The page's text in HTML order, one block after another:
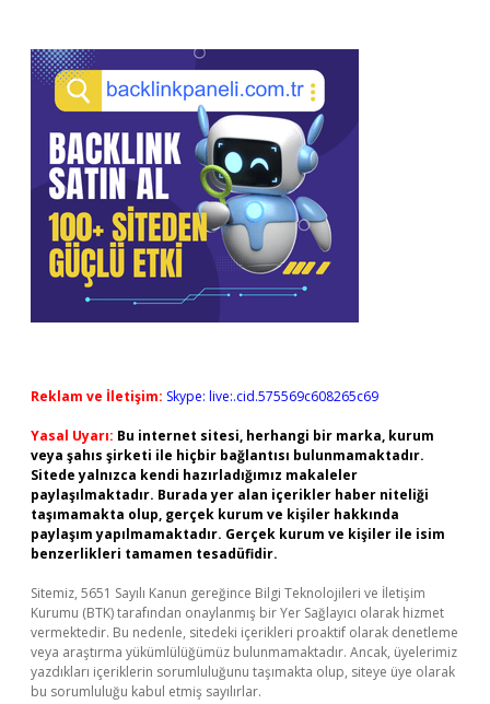
Reklam ve İletişim: Skype: live:.cid.575569c608265c69
Yasal Uyarı: Bu internet sitesi, herhangi bir marka, kurum
veya şahıs şirketi ile hiçbir bağlantısı bulunmamaktadır.
Sitede yalnızca kendi hazırladığımız makaleler
paylaşılmaktadır. Burada yer alan içerikler haber niteliği
taşımamakta olup, gerçek kurum ve kişiler hakkında
paylaşım yapılmamaktadır. Gerçek kurum ve kişiler ile isim
benzerlikleri tamamen tesadüfidir.
Sitemiz, 5651 Sayılı Kanun gereğince Bilgi Teknolojileri ve İletişim
Kurumu (BTK) tarafından onaylanmış bir Yer Sağlayıcı olarak hizmet
vermektedir. Bu nedenle, sitedeki içerikleri proaktif olarak denetleme
veya araştırma yükümlülüğümüz bulunmamaktadır. Ancak, üyelerimiz
yazdıkları içeriklerin sorumluluğunu taşımakta olup, siteye üye olarak
bu sorumluluğu kabul etmiş sayılırlar.